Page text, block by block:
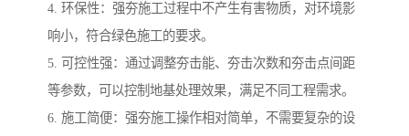
4. 环保性：强夯施工过程中不产生有害物质，对环境影
响小，符合绿色施工的要求。
5. 可控性强：通过调整夯击能、夯击次数和夯击点间距
等参数，可以控制地基处理效果，满足不同工程需求。
6. 施工简便：强夯施工操作相对简单，不需要复杂的设